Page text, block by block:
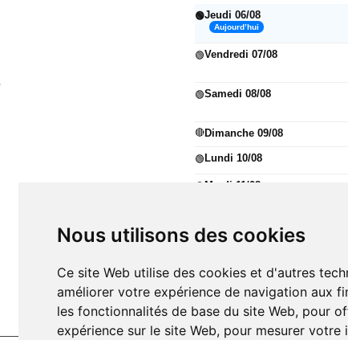
Nous utilisons des cookies
Ce site Web utilise des cookies et d'autres
améliorer votre expérience de navigation aux
les fonctionnalités de base du site Web, pour
expérience sur le site Web, pour mesurer votre
🟢Jeudi 06/08
Aujourd’hui
🟢Vendredi 07/08
🟢Samedi 08/08
🔴Dimanche 09/08
🟢 Lundi 10/08
Mardi 11/08
🟢Mercredi 12/08